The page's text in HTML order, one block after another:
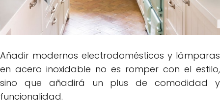
Añadir modernos electrodomésticos y lámparas
en acero inoxidable no es romper con el estilo,
sino que añadirá un plus de comodidad y
funcionalidad.